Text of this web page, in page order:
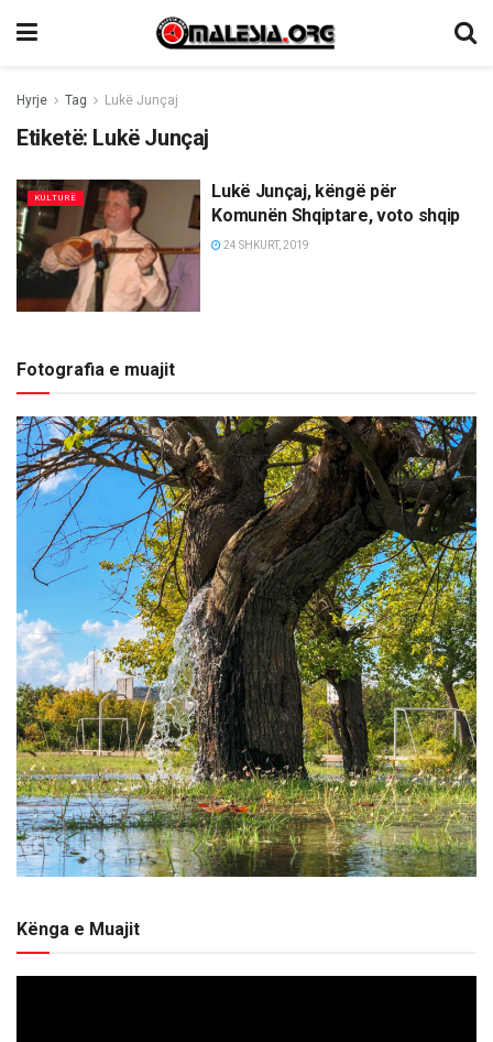
Hyrje Tag Lukë Junçaj
Etiketë: Lukë Junçaj
KULTURË
Lukë Junçaj, këngë për
Komunën Shqiptare, voto shqip
24 SHKURT, 2019
Fotografia e muajit
Kënga e Muajit